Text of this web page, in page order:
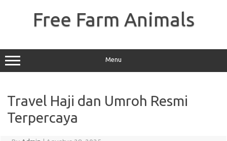
Free Farm Animals
Menu
Travel Haji dan Umroh Resmi
Terpercaya